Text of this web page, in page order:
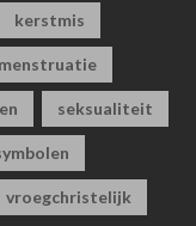
kerstmis
menstruatie
seksualiteit
vroegchristelijk